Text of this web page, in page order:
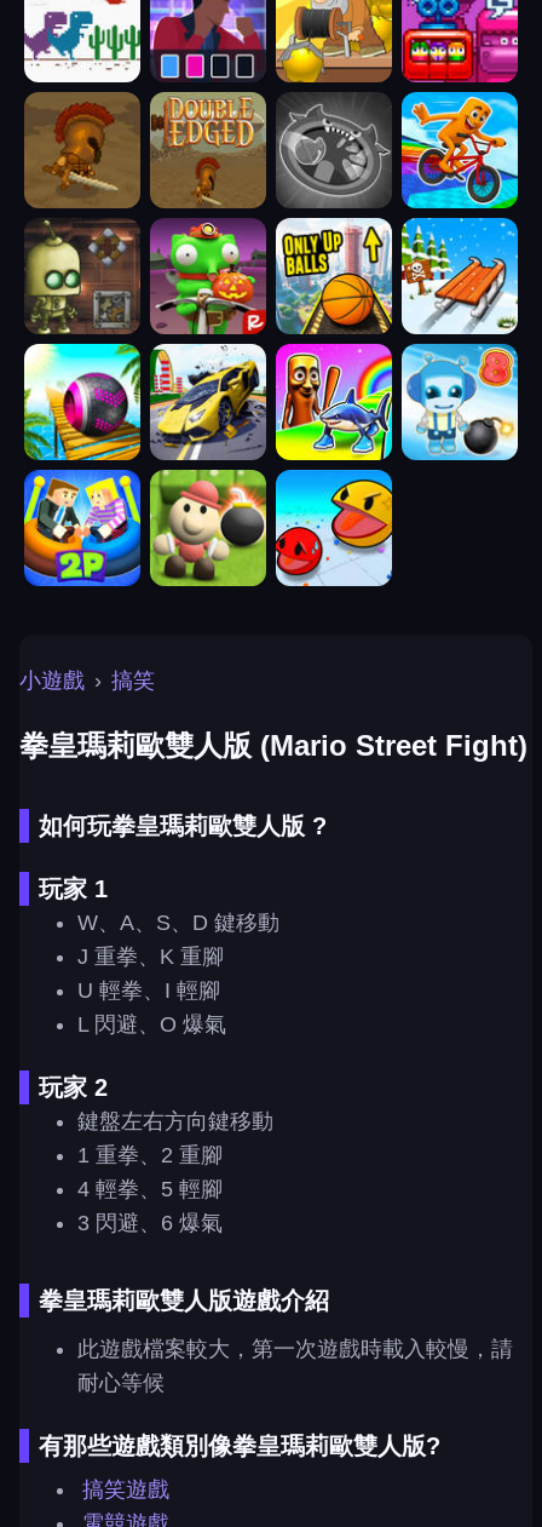
小遊戲 › 搞笑
拳皇瑪莉歐雙人版 (Mario Street Fight)
如何玩拳皇瑪莉歐雙人版 ?
玩家 1
W、A、S、D 鍵移動
J 重拳、K 重腳
U 輕拳、I 輕腳
L 閃避、O 爆氣
玩家 2
鍵盤左右方向鍵移動
1 重拳、2 重腳
4 輕拳、5 輕腳
3 閃避、6 爆氣
拳皇瑪莉歐雙人版遊戲介紹
此遊戲檔案較大，第一次遊戲時載入較慢，請
耐心等候
有那些遊戲類別像拳皇瑪莉歐雙人版?
搞笑遊戲